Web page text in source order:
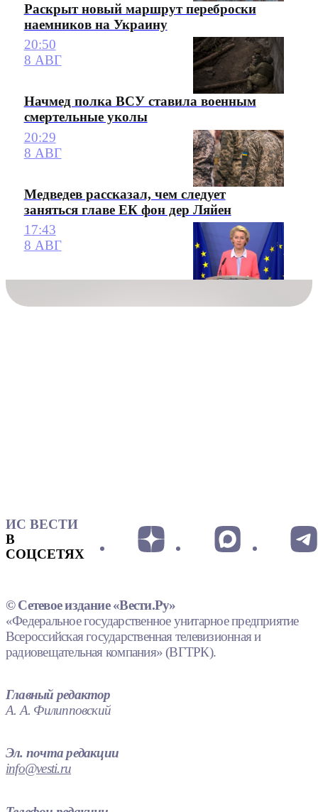
Раскрыт новый маршрут переброски
наемников на Украину
20:50
8 АВГ
Начмед полка ВСУ ставила военным
смертельные уколы
20:29
8 АВГ
Медведев рассказал, чем следует
заняться главе ЕК фон дер Ляйен
17:43
8 АВГ
ИС ВЕСТИ
В
СОЦСЕТЯХ
© Сетевое издание «Вести.Ру»
«Федеральное государственное унитарное предприятие
Всероссийская государственная телевизионная и
радиовещательная компания» (ВГТРК).
Главный редактор
А. А. Филипповский
Эл. почта редакции
info@vesti.ru